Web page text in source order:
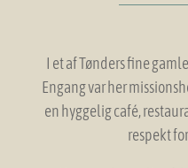
I et af Tønders fine
Engang var her
en hyggelig café,
respekt